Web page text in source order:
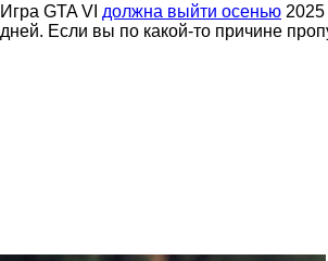
Игра GTA VI должна выйти осенью
дней. Если вы по какой-то причине